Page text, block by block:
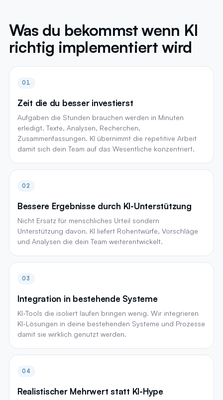
Was du bekommst wenn KI
richtig implementiert wird
01
Zeit die du besser investierst
Aufgaben die Stunden brauchen werden in Minuten
erledigt. Texte, Analysen, Recherchen,
Zusammenfassungen. KI übernimmt die repetitive Arbeit
damit sich dein Team auf das Wesentliche konzentriert.
02
Bessere Ergebnisse durch KI-Unterstützung
Nicht Ersatz für menschliches Urteil sondern
Unterstützung davon. KI liefert Rohentwürfe, Vorschläge
und Analysen die dein Team weiterentwickelt.
03
Integration in bestehende Systeme
KI-Tools die isoliert laufen bringen wenig. Wir integrieren
KI-Lösungen in deine bestehenden Systeme und Prozesse
damit sie wirklich genutzt werden.
04
Realistischer Mehrwert statt KI-Hype